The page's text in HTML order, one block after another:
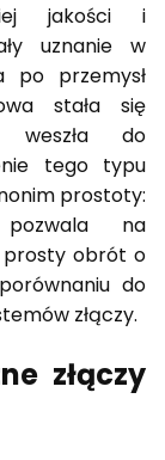
jakości i
uznanie w
po przemysł
stała się
weszła do
tego typu
prostoty:
pozwala na
prosty obrót o
do
złączy.
złączy